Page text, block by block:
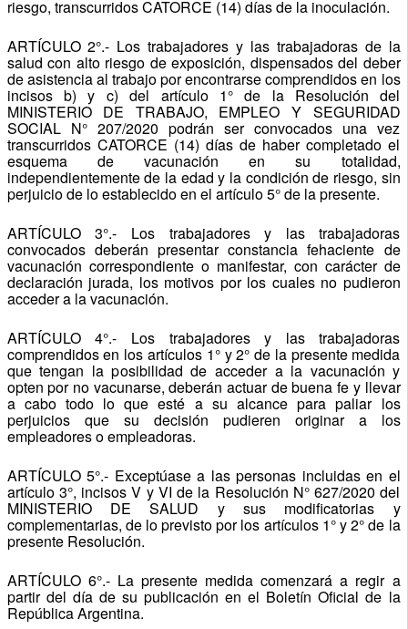
riesgo, transcurridos CATORCE (14) días de la inoculación.
ARTÍCULO 2°.- Los trabajadores y las trabajadoras de la
salud con alto riesgo de exposición, dispensados del deber
de asistencia al trabajo por encontrarse comprendidos en los
incisos b) y c) del artículo 1° de la Resolución del
MINISTERIO DE TRABAJO, EMPLEO Y SEGURIDAD
SOCIAL N° 207/2020 podrán ser convocados una vez
transcurridos CATORCE (14) días de haber completado el
esquema de vacunación en su totalidad,
independientemente de la edad y la condición de riesgo, sin
perjuicio de lo establecido en el artículo 5° de la presente.
ARTÍCULO 3°.- Los trabajadores y las trabajadoras
convocados deberán presentar constancia fehaciente de
vacunación correspondiente o manifestar, con carácter de
declaración jurada, los motivos por los cuales no pudieron
acceder a la vacunación.
ARTÍCULO 4°.- Los trabajadores y las trabajadoras
comprendidos en los artículos 1° y 2° de la presente medida
que tengan la posibilidad de acceder a la vacunación y
opten por no vacunarse, deberán actuar de buena fe y llevar
a cabo todo lo que esté a su alcance para paliar los
perjuicios que su decisión pudieren originar a los
empleadores o empleadoras.
ARTÍCULO 5°.- Exceptúase a las personas incluidas en el
artículo 3°, incisos V y VI de la Resolución N° 627/2020 del
MINISTERIO DE SALUD y sus modificatorias y
complementarias, de lo previsto por los artículos 1° y 2° de la
presente Resolución.
ARTÍCULO 6°.- La presente medida comenzará a regir a
partir del día de su publicación en el Boletín Oficial de la
República Argentina.